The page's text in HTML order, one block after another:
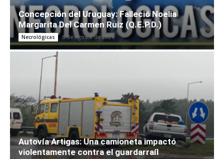
Concepción del Uruguay: Falleció Noelia
Margarita Del Carmen Ruiz (Q.E.P.D.)
Necrológicas 6 de agosto de 2026
Autovía Artigas: Una camioneta impactó
violentamente contra el guardarraíl